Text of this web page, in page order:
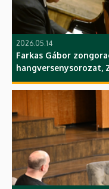
2026.05.14
Farkas Gábor
hangversenysorozat,